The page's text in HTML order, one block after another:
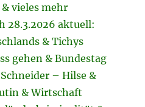
& vieles mehr
28.3.2026 aktuell:
& Tichys
gehen & Bundestag
– Hilse &
& Wirtschaft